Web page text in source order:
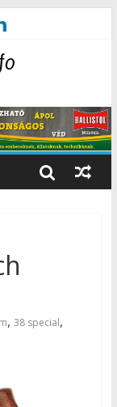
, 38 special,